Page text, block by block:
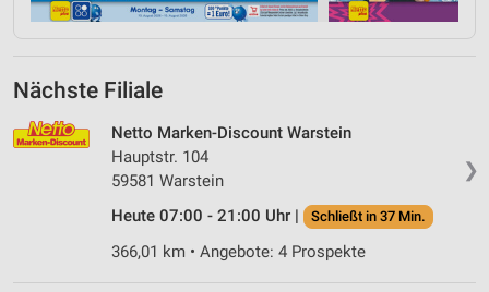
Nächste Filiale
❯
Netto Marken-Discount Warstein
Hauptstr. 104
59581 Warstein
Heute 07:00 - 21:00 Uhr |
Schließt in 37 Min.
366,01 km • Angebote: 4 Prospekte